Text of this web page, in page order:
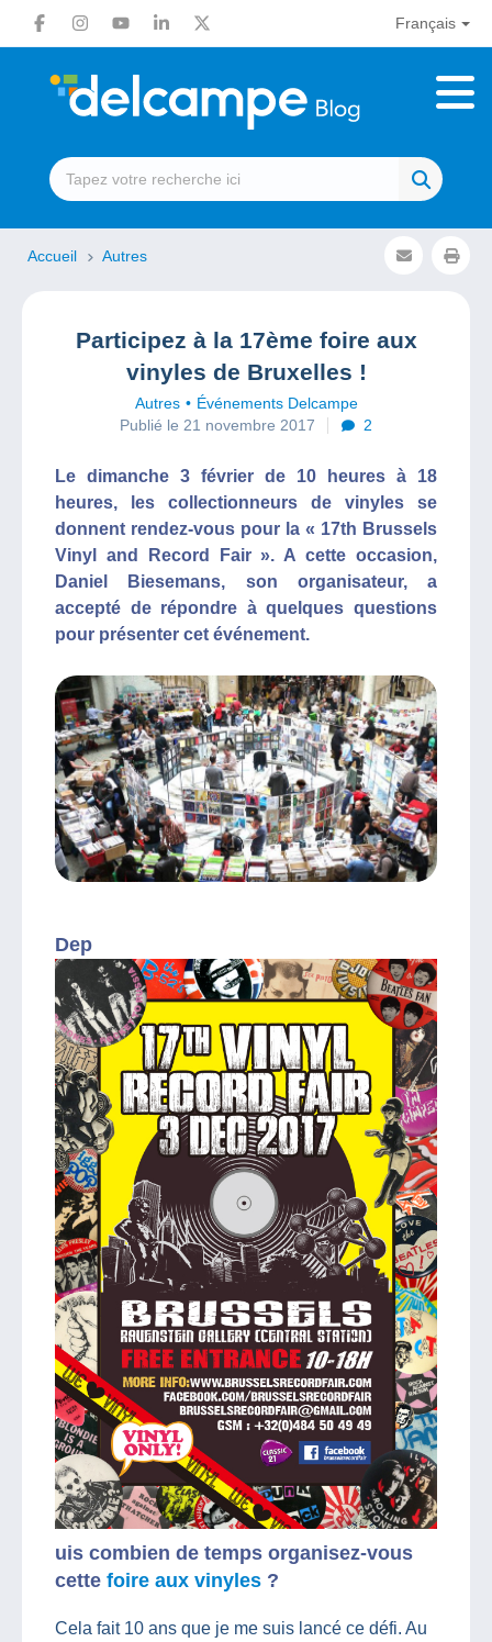
Français
Accueil Autres
Participez à la 17ème foire aux
vinyles de Bruxelles !
Autres
Événements Delcampe
Publié le 21 novembre 2017
2
Le dimanche 3 février de 10 heures à 18
heures, les collectionneurs de vinyles se
donnent rendez-vous pour la « 17th Brussels
Vinyl and Record Fair ». A cette occasion,
Daniel Biesemans, son organisateur, a
accepté de répondre à quelques questions
pour présenter cet événement.
Dep
uis combien de temps organisez-vous
cette foire aux vinyles ?
Cela fait 10 ans que je me suis lancé ce défi. Au